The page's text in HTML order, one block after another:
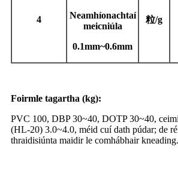
4
Neamhíonachtaí
meicniúla
0.1mm~0.6mm
粒/g
Foirmle tagartha (kg):
PVC 100, DBP 30~40, DOTP 30~40,
(HL-20) 3.0~4.0, méid cuí dath púdar; de
thraidisiúnta maidir le comhábhair kneading.